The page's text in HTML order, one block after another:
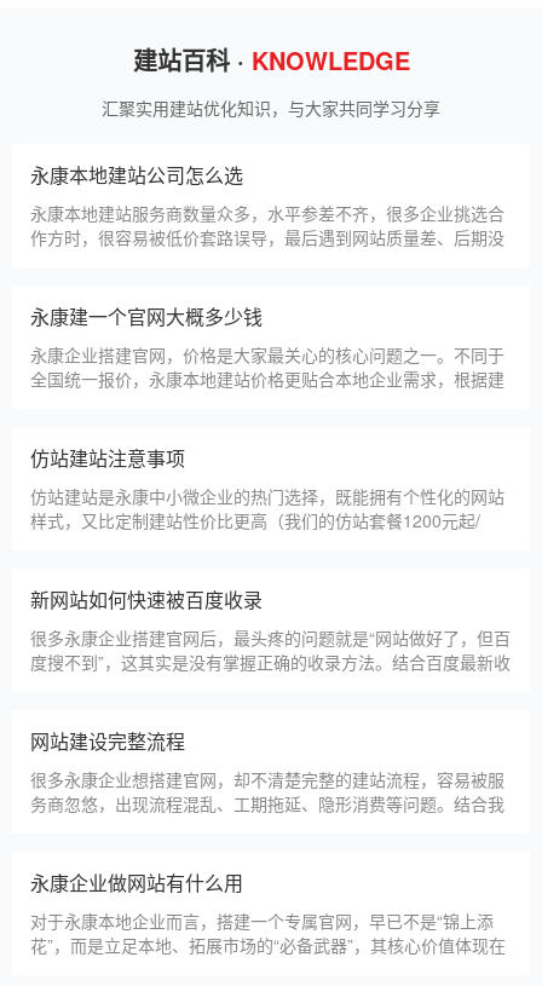
甲装服饰（上海）有限公司
狮羊科技（上海）有限公司
淄博利安机电科技有限公司